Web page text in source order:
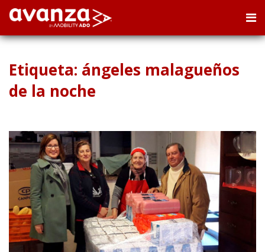
Etiqueta: ángeles malagueños
de la noche